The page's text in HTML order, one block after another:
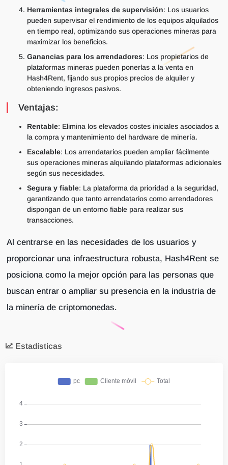
Herramientas integrales de supervisión: Los usuarios
pueden supervisar el rendimiento de los equipos alquilados
en tiempo real, optimizando sus operaciones mineras para
maximizar los beneficios.
Ganancias para los arrendadores: Los propietarios de
plataformas mineras pueden ponerlas a la venta en
Hash4Rent, fijando sus propios precios de alquiler y
obteniendo ingresos pasivos.
Ventajas:
Rentable: Elimina los elevados costes iniciales asociados a
la compra y mantenimiento del hardware de minería.
Escalable: Los arrendatarios pueden ampliar fácilmente
sus operaciones mineras alquilando plataformas adicionales
según sus necesidades.
Segura y fiable: La plataforma da prioridad a la seguridad,
garantizando que tanto arrendatarios como arrendadores
dispongan de un entorno fiable para realizar sus
transacciones.
Al centrarse en las necesidades de los usuarios y
proporcionar una infraestructura robusta, Hash4Rent se
posiciona como la mejor opción para las personas que
buscan entrar o ampliar su presencia en la industria de
la minería de criptomonedas.
Estadísticas